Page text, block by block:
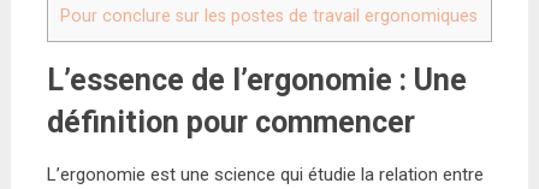
Pour conclure sur les postes de travail ergonomiques
L’essence de l’ergonomie : Une
définition pour commencer
L’ergonomie est une science qui étudie la relation entre